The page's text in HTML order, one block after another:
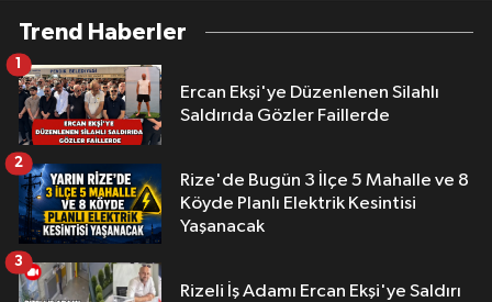
Trend Haberler
Ercan Ekşi'ye Düzenlenen Silahlı
Saldırıda Gözler Faillerde
1
Rize'de Bugün 3 İlçe 5 Mahalle ve 8
Köyde Planlı Elektrik Kesintisi
Yaşanacak
2
Rizeli İş Adamı Ercan Ekşi'ye Saldırı
3